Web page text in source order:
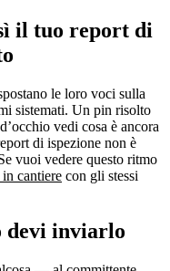
il tuo report di
le loro voci sulla
sistemati. Un pin risolto
vedi cosa è ancora
di ispezione non è
vuoi vedere questo ritmo
cantiere con gli stessi
devi inviarlo